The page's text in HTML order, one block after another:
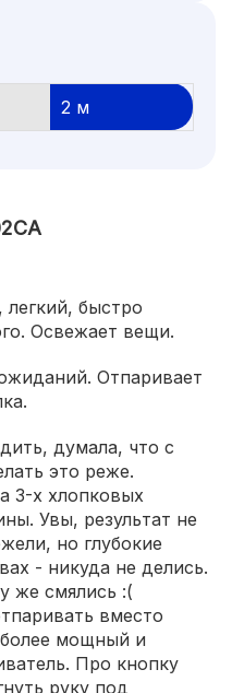
2 м
быстро
Освежает вещи.
Отпаривает
думала, что с
это реже.
3-х хлопковых
Увы, результат не
но глубокие
- никуда не делись.
же смялись :(
вместо
мощный и
Про кнопку
руку под